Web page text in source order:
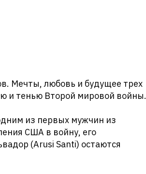
Мечты, любовь и будущее трех
и тенью Второй мировой войны.
из первых мужчин из
США в войну, его
(Arusi Santi) остаются